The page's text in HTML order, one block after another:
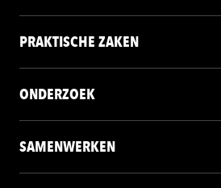
PRAKTISCHE ZAKEN
ONDERZOEK
SAMENWERKEN